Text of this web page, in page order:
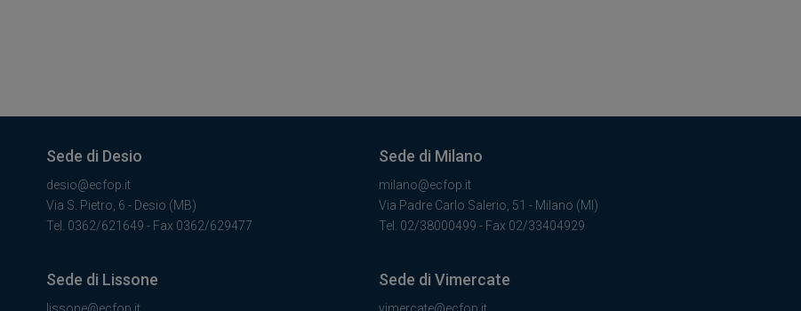
Sede di Desio
desio@ecfop.it
Via S. Pietro, 6 - Desio (MB)
Tel. 0362/621649 - Fax 0362/629477
Sede di Lissone
Sede di Milano
milano@ecfop.it
Via Padre Carlo Salerio, 51 - Milano (MI)
Tel. 02/38000499 - Fax 02/33404929
Sede di Vimercate